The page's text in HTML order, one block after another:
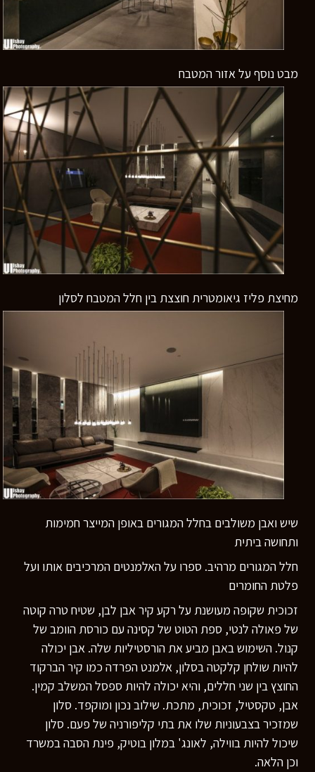
מבט נוסף על אזור המטבח
מחיצת פליז גיאומטרית חוצצת בין חלל המטבח לסלון
שיש ואבן משולבים בחלל המגורים באופן המייצר חמימות
ותחושה ביתית
חלל המגורים מרהיב. ספרו על האלמנטים המרכיבים אותו ועל
פלטת החומרים
זכוכית שקופה מעושנת על רקע קיר אבן לבן, שטיח טרה קוטה
של פאולה לנטי, ספת הטוט של קסינה עם כורסת הוומב של
קנול. השימוש באבן מביע את הורסטיליות שלה. אבן יכולה
להיות שולחן קלקטה בסלון, אלמנט הפרדה כמו קיר הברקוד
החוצץ בין שני חללים, והיא יכולה להיות ספסל המשלב קמין.
אבן, טקסטיל, זכוכית, מתכת. שילוב נכון ומוקפד. סלון
שמזכיר בצבעוניות שלו את בתי קליפורניה של פעם. סלון
שיכול להיות בווילה, לאונג' במלון בוטיק, פינת הסבה במשרד
וכן הלאה.
רוצים לדעת יותר?
השאירו פרטים ונחזור אליכם
בהקדם